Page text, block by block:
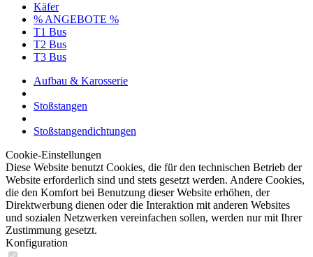
Käfer
% ANGEBOTE %
T1 Bus
T2 Bus
T3 Bus
Aufbau & Karosserie
Stoßstangen
Stoßstangendichtungen
Cookie-Einstellungen
Diese Website benutzt Cookies, die für den technischen Betrieb der
Website erforderlich sind und stets gesetzt werden. Andere Cookies,
die den Komfort bei Benutzung dieser Website erhöhen, der
Direktwerbung dienen oder die Interaktion mit anderen Websites
und sozialen Netzwerken vereinfachen sollen, werden nur mit Ihrer
Zustimmung gesetzt.
Konfiguration